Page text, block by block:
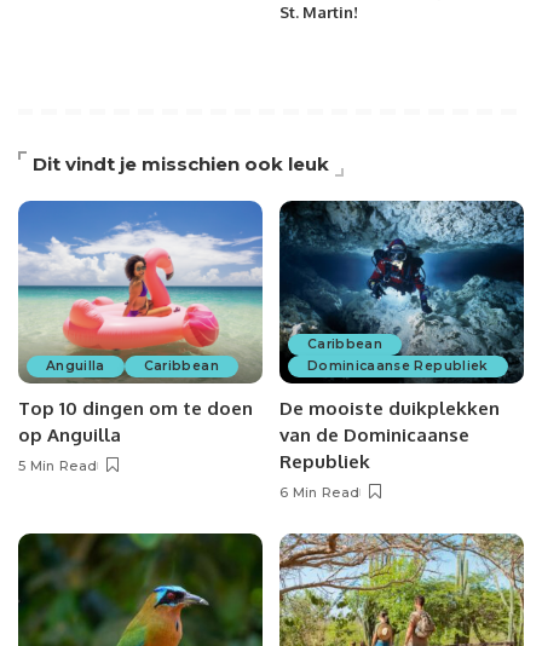
St. Martin!
Dit vindt je misschien ook leuk
Anguilla Caribbean
Top 10 dingen om te doen
op Anguilla
5 Min Read
Caribbean
Dominicaanse Republiek
De mooiste duikplekken
van de Dominicaanse
Republiek
6 Min Read